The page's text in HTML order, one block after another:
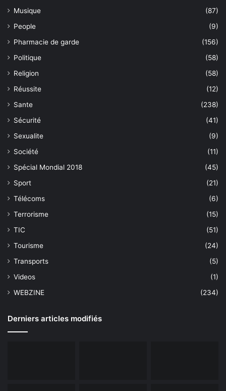
Musique
(87)
People
(9)
Pharmacie de garde
(156)
Politique
(58)
Religion
(58)
Réussite
(12)
Sante
(238)
Sécurité
(41)
Sexualite
(9)
Société
(11)
Spécial Mondial 2018
(45)
Sport
(21)
Télécoms
(6)
Terrorisme
(15)
TIC
(51)
Tourisme
(24)
Transports
(5)
Videos
(1)
WEBZINE
(234)
Derniers articles modifiés